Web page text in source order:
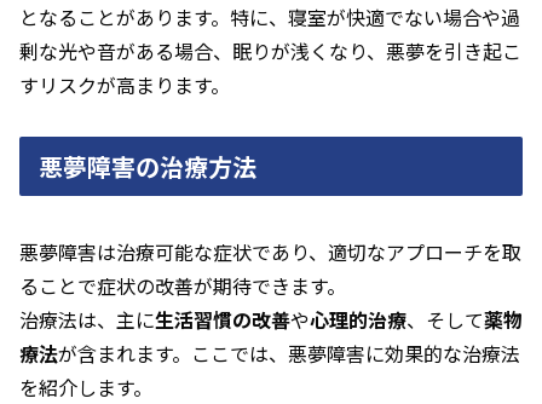
となることがあります。特に、寝室が快適でない場合や過
剰な光や音がある場合、眠りが浅くなり、悪夢を引き起こ
すリスクが高まります。
悪夢障害の治療方法
悪夢障害は治療可能な症状であり、適切なアプローチを取
ることで症状の改善が期待できます。
治療法は、主に生活習慣の改善や心理的治療、そして薬物
療法が含まれます。ここでは、悪夢障害に効果的な治療法
を紹介します。